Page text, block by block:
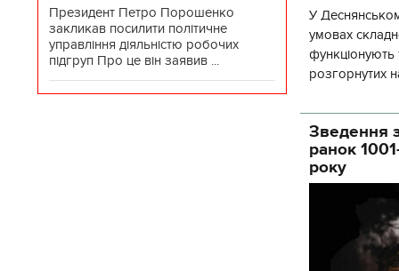
Президент Петро Порошенко
закликав посилити політичне
управління діяльністю робочих
підгруп Про це він заявив ...
У
умовах
функціонують
розгорнутих
Зведення
ранок
року